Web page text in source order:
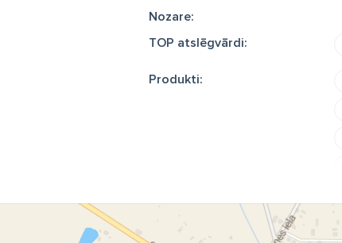
Nozare:
TOP atslēgvārdi:
Produkti: